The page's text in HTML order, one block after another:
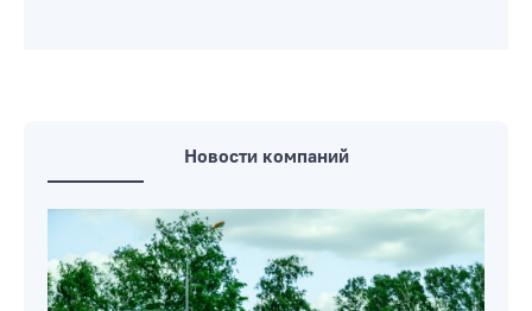
Новости компаний